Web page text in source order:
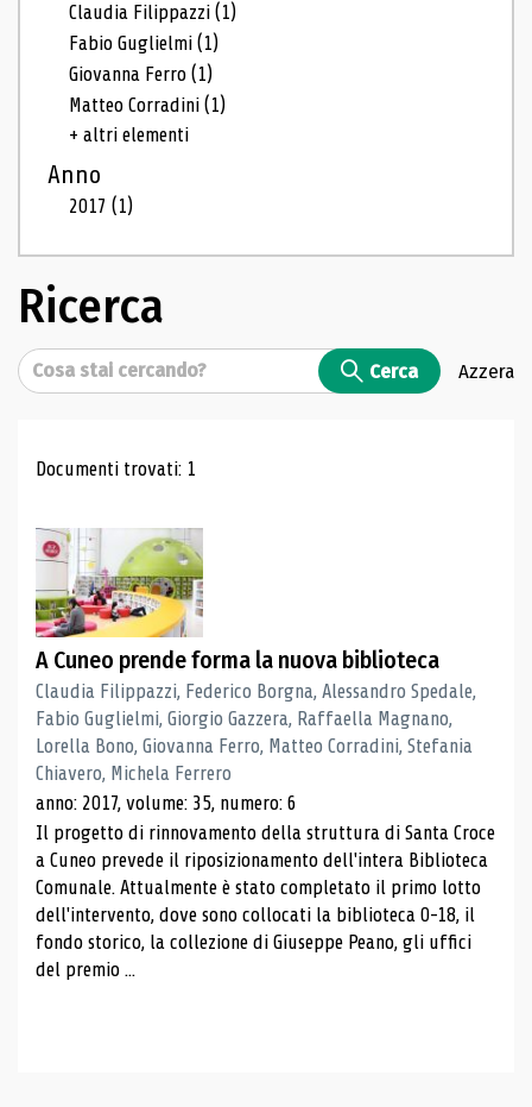
Claudia Filippazzi(1)
Fabio Guglielmi(1)
Giovanna Ferro(1)
Matteo Corradini(1)
+ altri elementi
Anno
2017(1)
Ricerca
Cerca Cerca Azzera
Risultati di ricerca
Documenti trovati: 1
A Cuneo prende forma la nuova biblioteca
Claudia Filippazzi, Federico Borgna, Alessandro Spedale,
Fabio Guglielmi, Giorgio Gazzera, Raffaella Magnano,
Lorella Bono, Giovanna Ferro, Matteo Corradini, Stefania
Chiavero, Michela Ferrero
anno: 2017, volume: 35, numero: 6
Il progetto di rinnovamento della struttura di Santa Croce
a Cuneo prevede il riposizionamento dell'intera Biblioteca
Comunale. Attualmente è stato completato il primo lotto
dell'intervento, dove sono collocati la biblioteca 0-18, il
fondo storico, la collezione di Giuseppe Peano, gli uffici
del premio ...